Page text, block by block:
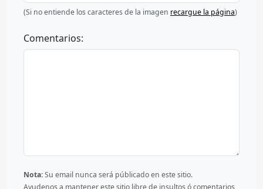
(Si no entiende los caracteres de la imagen recargue la página)
Comentarios:
Nota:Su email nunca será públicado en este sitio.